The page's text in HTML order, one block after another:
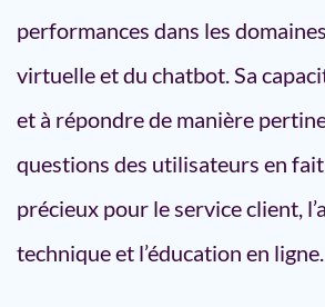
performances dans les
virtuelle et du chatbot. Sa
et à répondre de manière
questions des utilisateurs en
précieux pour le service client,
technique et l’éducation en ligne.